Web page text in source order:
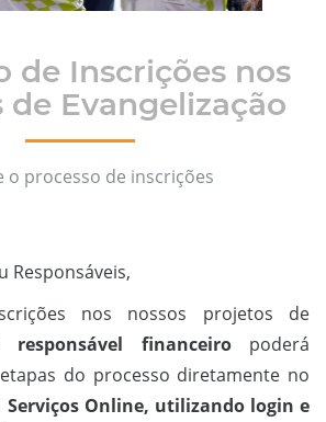
de Inscrições nos
de Evangelização
o processo de inscrições
Responsáveis,
nos nossos projetos de
responsável financeiropoderá
do processo diretamente no
Serviços Online, utilizando login e